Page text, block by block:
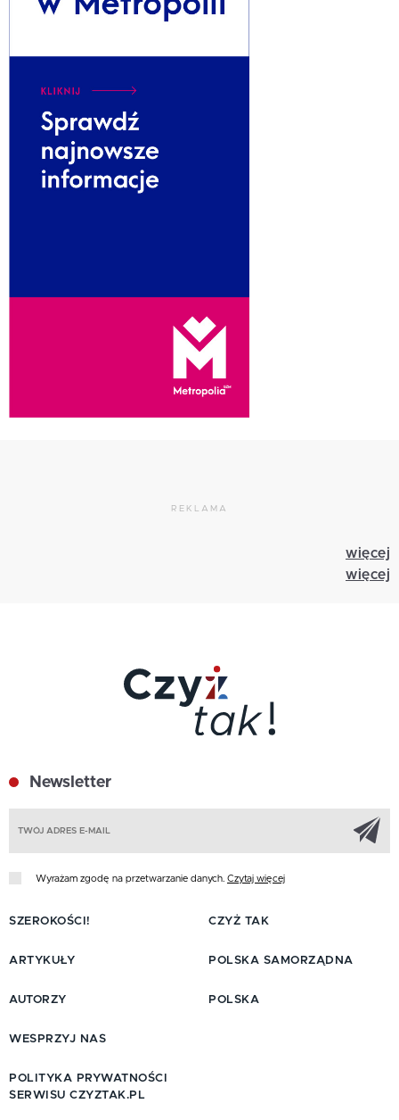
REKLAMA
więcej
więcej
Newsletter
Wyrażam zgodę na przetwarzanie danych. Czytaj więcej
SZEROKOŚCI!
ARTYKUŁY
AUTORZY
CZYŻ TAK
POLSKA SAMORZĄDNA
POLSKA
WESPRZYJ NAS
POLITYKA PRYWATNOŚCI
SERWISU CZYZTAK.PL